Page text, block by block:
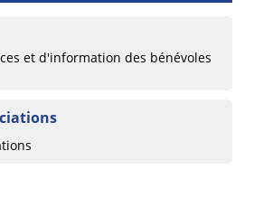
et d'information des bénévoles